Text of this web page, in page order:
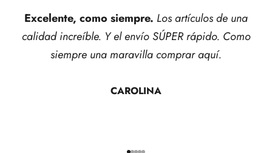
Excelente, como siempre. Los artículos de una
calidad increíble. Y el envío SÚPER rápido. Como
siempre una maravilla comprar aquí.
CAROLINA